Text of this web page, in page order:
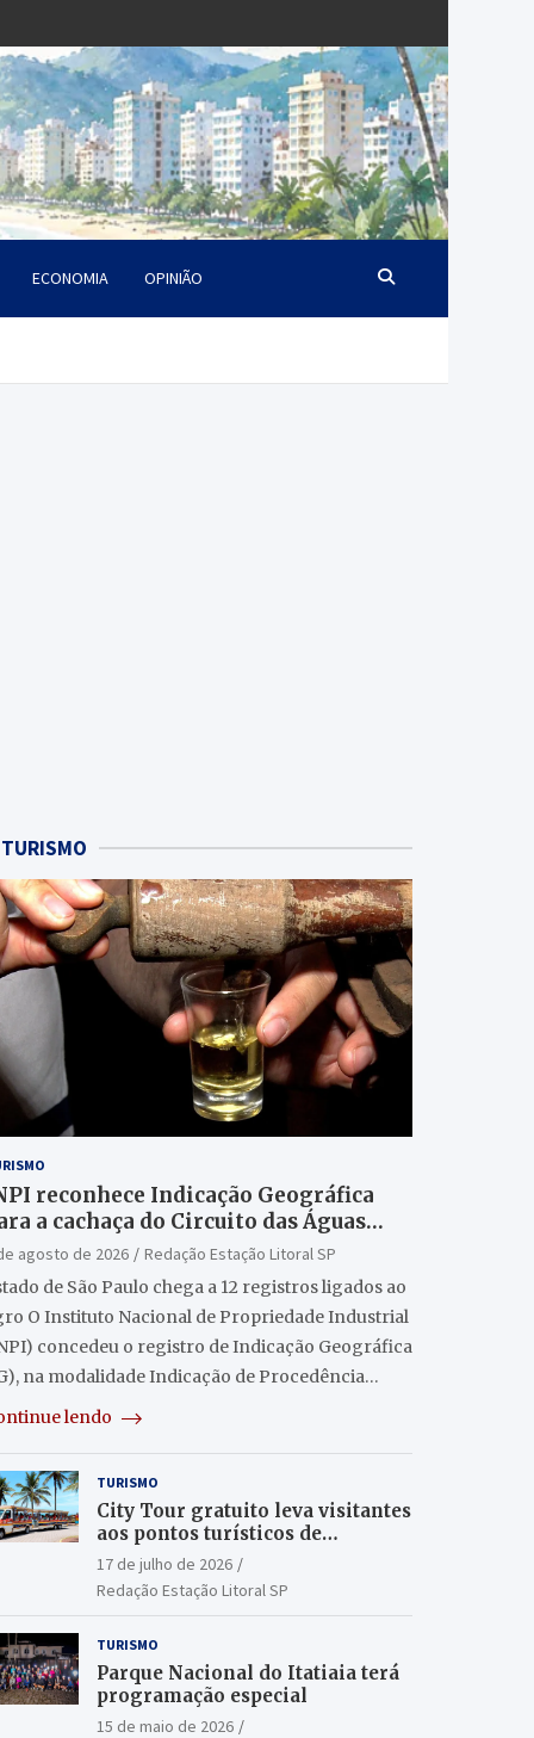
ECONOMIA OPINIÃO
TURISMO
reconhece Indicação Geográfica
a cachaça do Circuito das Águas
agosto de 2026
Redação Estação Litoral SP
de São Paulo chega a 12 registros ligados ao
O Instituto Nacional de Propriedade Industrial
concedeu o registro de Indicação Geográfica
na modalidade Indicação de Procedência…
lendo
TURISMO
City Tour gratuito leva visitantes
aos pontos turísticos de
Itanhaém
17 de julho de 2026
Redação Estação Litoral SP
TURISMO
Parque Nacional do Itatiaia terá
programação especial
15 de maio de 2026